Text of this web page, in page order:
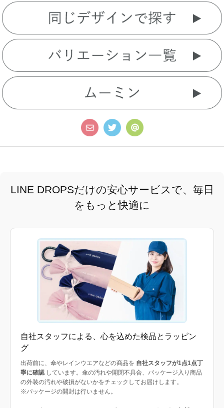
LINE DROPSだけの安心サービスで、毎日
をもっと快適に
自社スタッフによる、心を込めた検品とラッピン
グ
出荷前に、傘やレインウエアなどの商品を 自社スタッフが1点1点丁
寧に確認 しています。傘の汚れや開閉不具合、パッケージ入り商品
の外装の汚れや破損がないかをチェックしてお届けします。
※パッケージの開封は行いません。